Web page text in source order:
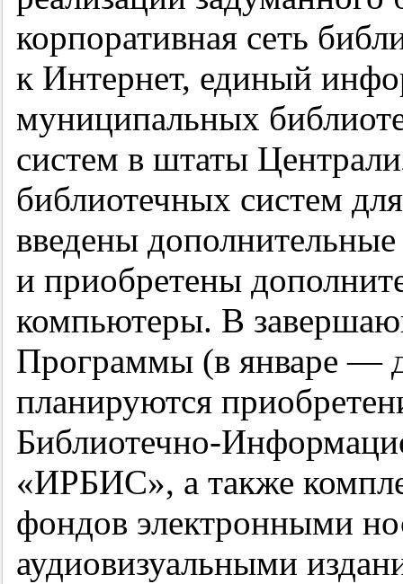
корпоративная сеть
к Интернет, единый
муниципальных
систем в штаты
библиотечных систем
введены
и приобретены
компьютеры. В
Программы (в январе —
планируются
Библиотечно-
«ИРБИС», а также
фондов электронными
аудиовизуальными